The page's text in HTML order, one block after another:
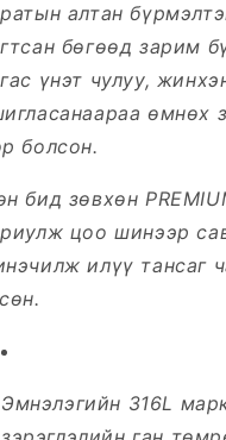
алтан
бөгөөд зарим
үнэт чулуу,
өмнөх
болсон.
бид зөвхөн
цоо шинээр
илүү тансаг
Эмнэлэгийн 316L